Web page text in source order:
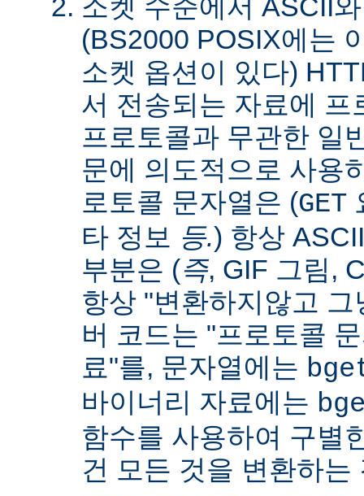
소켓 수준에서 ASCII
(BS2000 POSIX에는
소켓 옵션이 있다)
서 전송되는 자료에
프로토콜과 무관한 일
문에 의도적으로 사용
로토콜 문자열은 (GET
타 정보 등.) 항상
부분은 (즉, GIF 그림,
항상 "변환하지않고
버 코드는 "프로토콜
료"를, 문자열에는
바이너리 자료에는
함수를 사용하여 구별
건 모든 것을 변환하